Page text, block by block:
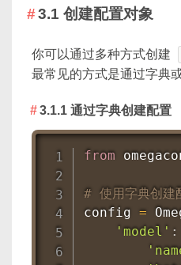
3.1 创建配置对象
你可以通过多种方式创建
最常见的方式是通过字典
3.1.1 通过字典创建配置
from
# 使用字典创建
config =
'model' :